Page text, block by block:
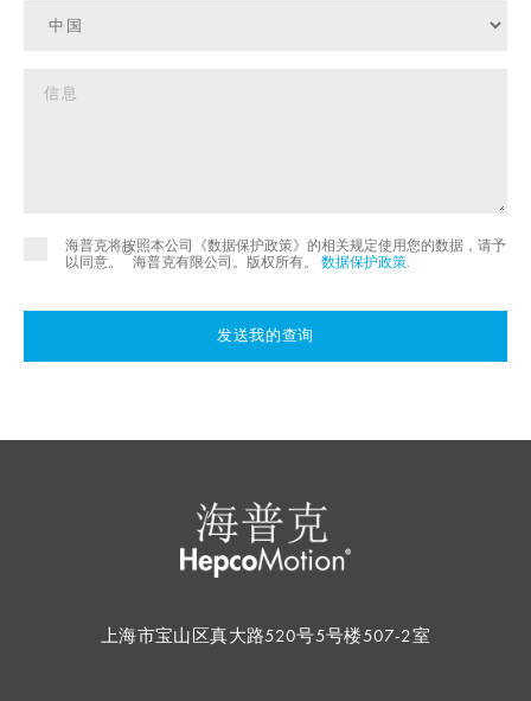
海普克将按照本公司《数据保护政策》的相关规定使用您的数据，请予
以同意。
©
海普克有限公司。版权所有。 数据保护政策.
发送我的查询
上海市宝山区真大路520号5号楼507-2室